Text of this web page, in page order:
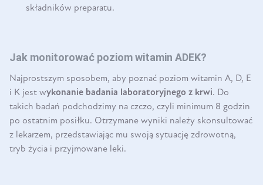
składników preparatu.
Jak monitorować poziom witamin ADEK?
Najprostszym sposobem, aby poznać poziom witamin A, D, E
i K jest wykonanie badania laboratoryjnego z krwi. Do
takich badań podchodzimy na czczo, czyli minimum 8 godzin
po ostatnim posiłku. Otrzymane wyniki należy skonsultować
z lekarzem, przedstawiając mu swoją sytuację zdrowotną,
tryb życia i przyjmowane leki.